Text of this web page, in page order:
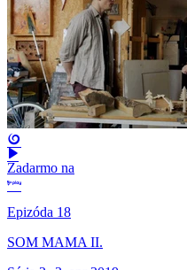
Zadarmo na
Epizóda 18
SOM MAMA II.